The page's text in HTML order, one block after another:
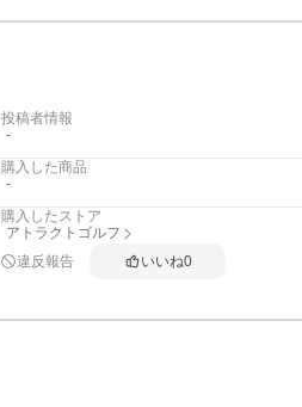
投稿者情報
-
購入した商品
-
購入したストア
アトラクトゴルフ
違反報告
いいね0